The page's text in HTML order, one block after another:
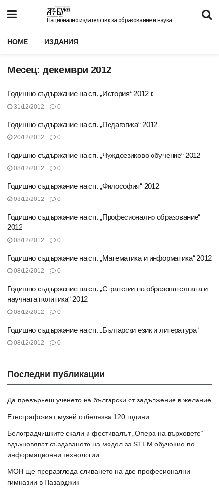
Национално издателство за образование и наука
HOME ИЗДАНИЯ
Месец:декември 2012
Годишно съдържание на сп. „История“ 2012 г.
31/12/2012 0
Годишно съдържание на сп. „Педагогика“ 2012
20/12/2012 0
Годишно съдържание на сп. „Чуждоезиково обучение“ 2012
08/12/2012 0
Годишно съдържание на сп. „Философия“ 2012
08/12/2012 0
Годишно съдържание на сп. „Професионално образование“
2012
08/12/2012 0
Годишно съдържание на сп. „Математика и информатика“ 2012
08/12/2012 0
Годишно съдържание на сп. „Стратегии на образователната и
научната политика“ 2012
08/12/2012 0
Годишно съдържание на сп. „Български език и литература“
08/12/2012 0
Последни публикации
Да превърнеш ученето на български от задължение в желание
Етнографският музей отбелязва 120 години
Белоградчишките скали и фестивалът „Опера на върховете“
вдъхновяват създаването на модел за STEM обучение по
информационни технологии
МОН ще преразгледа сливането на две професионални
гимназии в Пазарджик